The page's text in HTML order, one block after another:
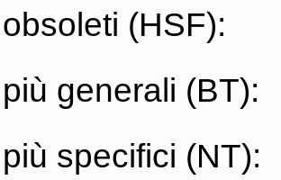
(HSF):
generali (BT):
specifici (NT):